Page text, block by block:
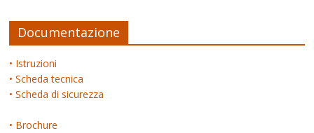
Documentazione
• Istruzioni
• Scheda tecnica
• Scheda di sicurezza
• Brochure